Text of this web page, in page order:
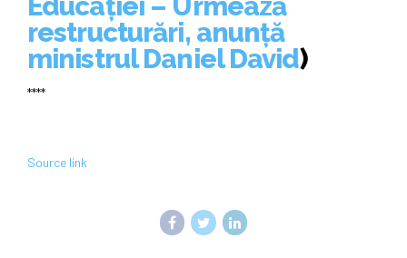
restructurări, anunță
ministrul Daniel David)
****
Source link